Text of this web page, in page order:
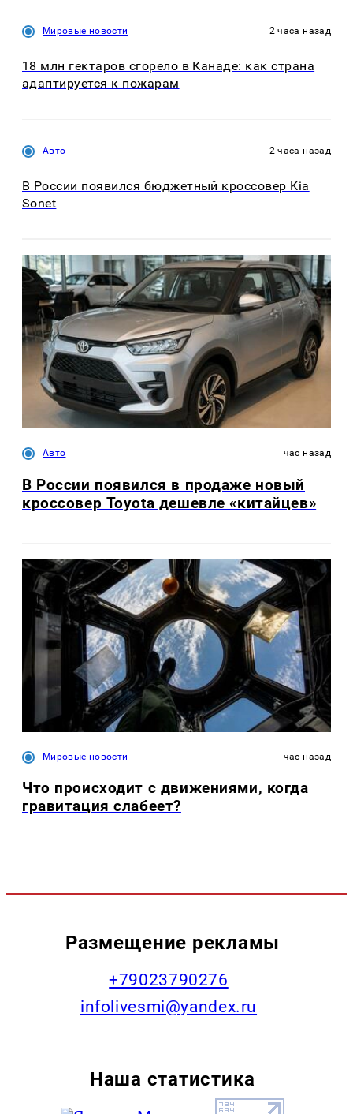
Мировые новости 2 часа назад
18 млн гектаров сгорело в Канаде: как страна
адаптируется к пожарам
Авто 2 часа назад
В России появился бюджетный кроссовер Kia
Sonet
Авто час назад
В России появился в продаже новый
кроссовер Toyota дешевле «китайцев»
Мировые новости час назад
Что происходит с движениями, когда
гравитация слабеет?
Размещение рекламы
+79023790276
infolivesmi@yandex.ru
Наша статистика